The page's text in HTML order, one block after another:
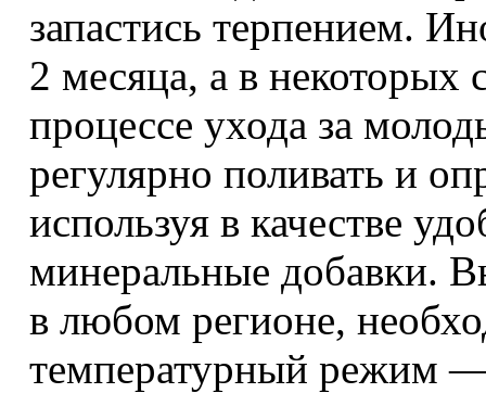
запастись терпением.
2 месяца, а в некоторых
процессе ухода за
регулярно поливать и
используя в качестве
минеральные добавки.
в любом регионе,
температурный режим